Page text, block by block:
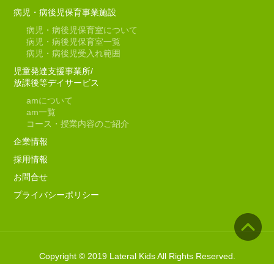
病児・病後児保育事業施設
病児・病後児保育室について
病児・病後児保育室一覧
病児・病後児受入れ範囲
児童発達支援事業所/
放課後等デイサービス
amについて
am一覧
コース・授業内容のご紹介
企業情報
採用情報
お問合せ
プライバシーポリシー
Copyright © 2019 Lateral Kids All Rights Reserved.